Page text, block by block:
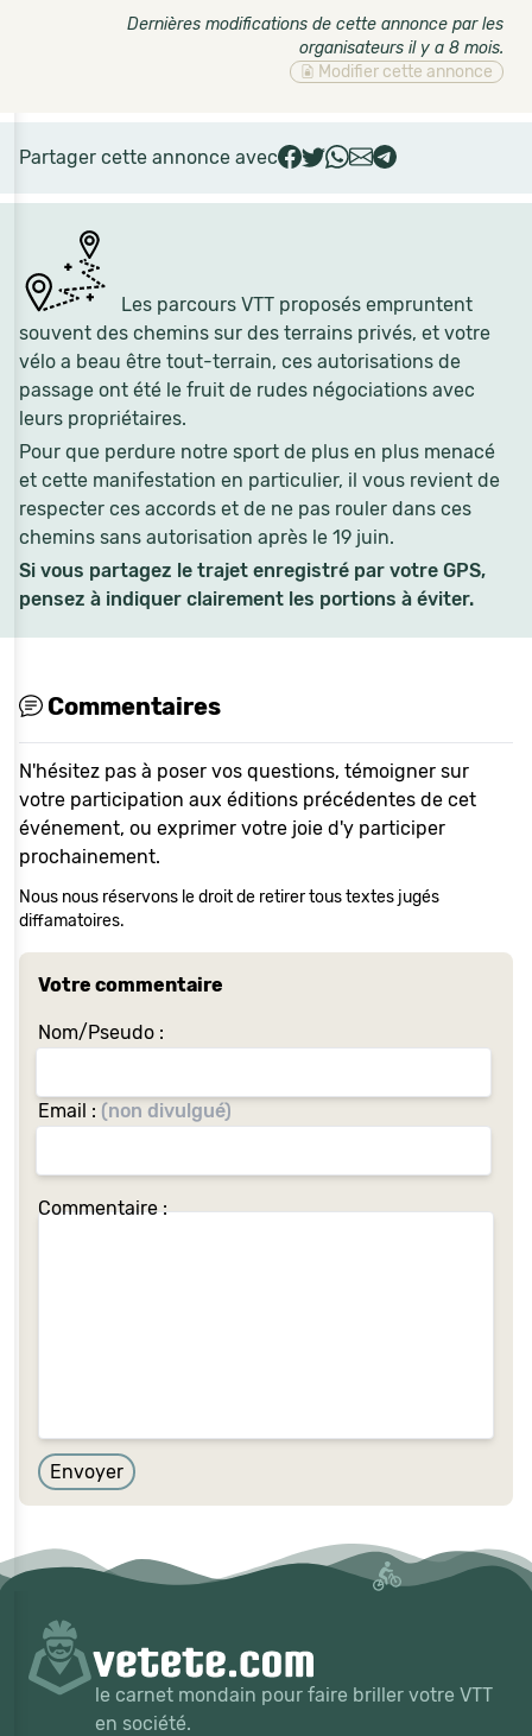
Les parcours VTT proposés empruntent
souvent des chemins sur des terrains privés, et votre
vélo a beau être tout-terrain, ces autorisations de
passage ont été le fruit de rudes négociations avec
leurs propriétaires.
Pour que perdure notre sport de plus en plus menacé
et cette manifestation en particulier, il vous revient de
respecter ces accords et de ne pas rouler dans ces
chemins sans autorisation après le 19 juin.
Si vous partagez le trajet enregistré par votre GPS,
pensez à indiquer clairement les portions à éviter.
Dernières modifications de cette annonce par les
organisateurs il y a 8 mois.
Modifier cette annonce
Partager cette annonce avec
Commentaires
N'hésitez pas à poser vos questions, témoigner sur
votre participation aux éditions précédentes de cet
événement, ou exprimer votre joie d'y participer
prochainement.
Nous nous réservons le droit de retirer tous textes jugés
diffamatoires.
Votre commentaire
Nom/Pseudo :
Email : (non divulgué)
Commentaire :
Envoyer
le carnet mondain pour faire briller votre VTT
en société.